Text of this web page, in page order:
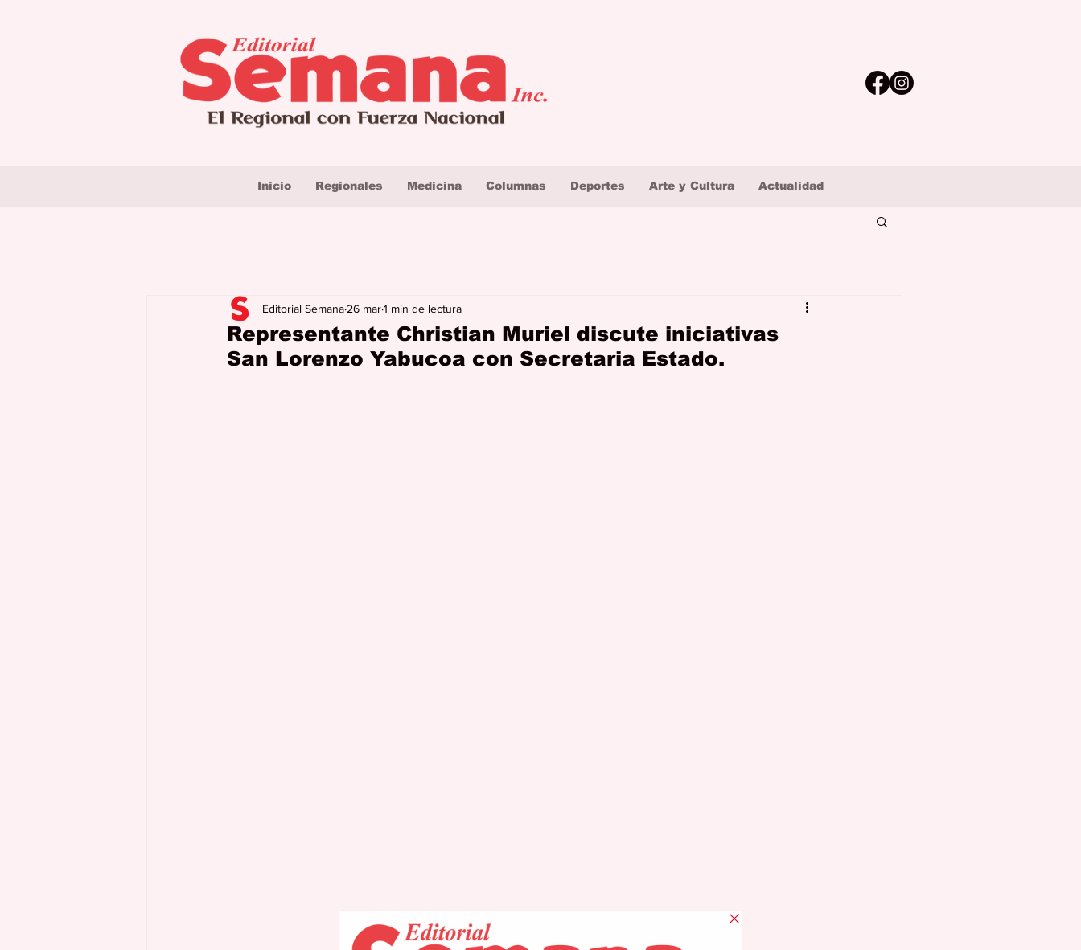
Inicio Regionales Medicina Columnas Deportes Arte y Cultura Actualidad
Representante Christian Muriel discute iniciativas
San Lorenzo Yabucoa con Secretaria Estado.
Editorial Semana 26 mar1 min de lectura